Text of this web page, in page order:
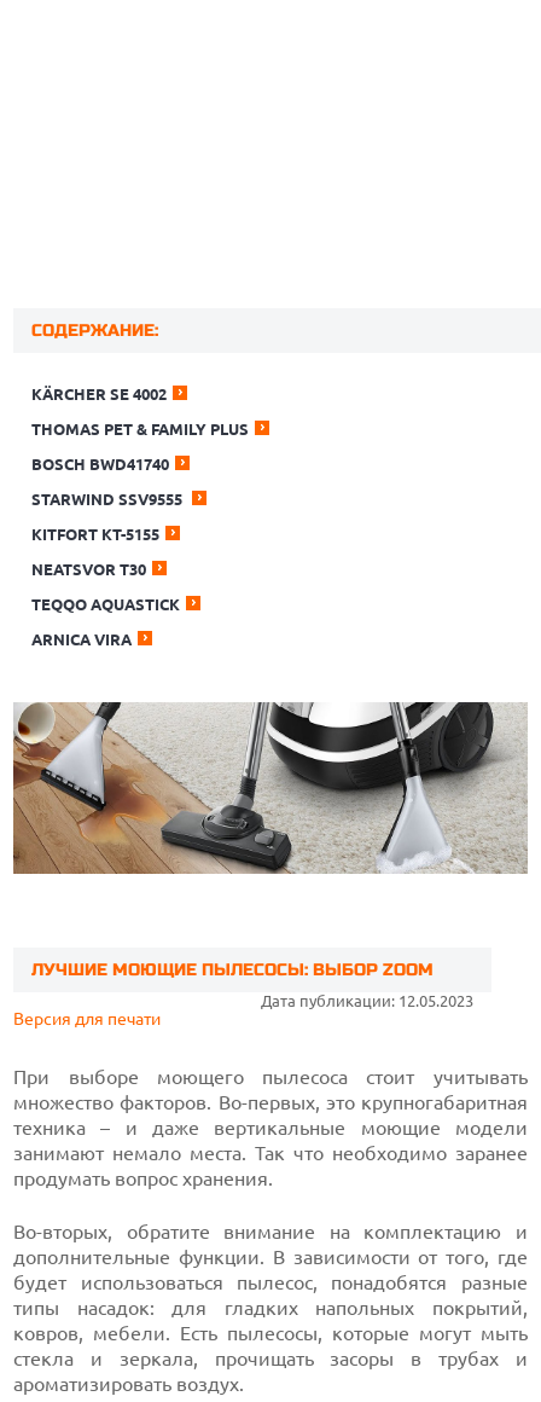
СОДЕРЖАНИЕ:
KÄRCHER SE 4002
THOMAS PET & FAMILY PLUS
BOSCH BWD41740
STARWIND SSV9555
KITFORT КТ-5155
NEATSVOR T30
TEQQO AQUASTICK
ARNICA VIRA
ЛУЧШИЕ МОЮЩИЕ ПЫЛЕСОСЫ: ВЫБОР ZOOM
Дата публикации: 12.05.2023
Версия для печати
При выборе моющего пылесоса стоит учитывать
множество факторов. Во-первых, это крупногабаритная
техника – и даже вертикальные моющие модели
занимают немало места. Так что необходимо заранее
продумать вопрос хранения.
Во-вторых, обратите внимание на комплектацию и
дополнительные функции. В зависимости от того, где
будет использоваться пылесос, понадобятся разные
типы насадок: для гладких напольных покрытий,
ковров, мебели. Есть пылесосы, которые могут мыть
стекла и зеркала, прочищать засоры в трубах и
ароматизировать воздух.